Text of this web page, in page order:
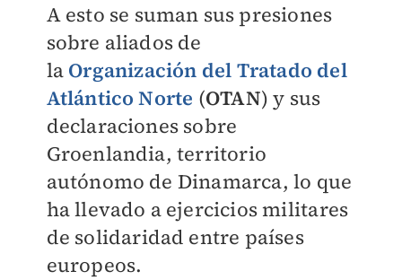
A esto se suman sus presiones
sobre aliados de
la Organización del Tratado del
Atlántico Norte (OTAN) y sus
declaraciones sobre
Groenlandia, territorio
autónomo de Dinamarca, lo que
ha llevado a ejercicios militares
de solidaridad entre países
europeos.